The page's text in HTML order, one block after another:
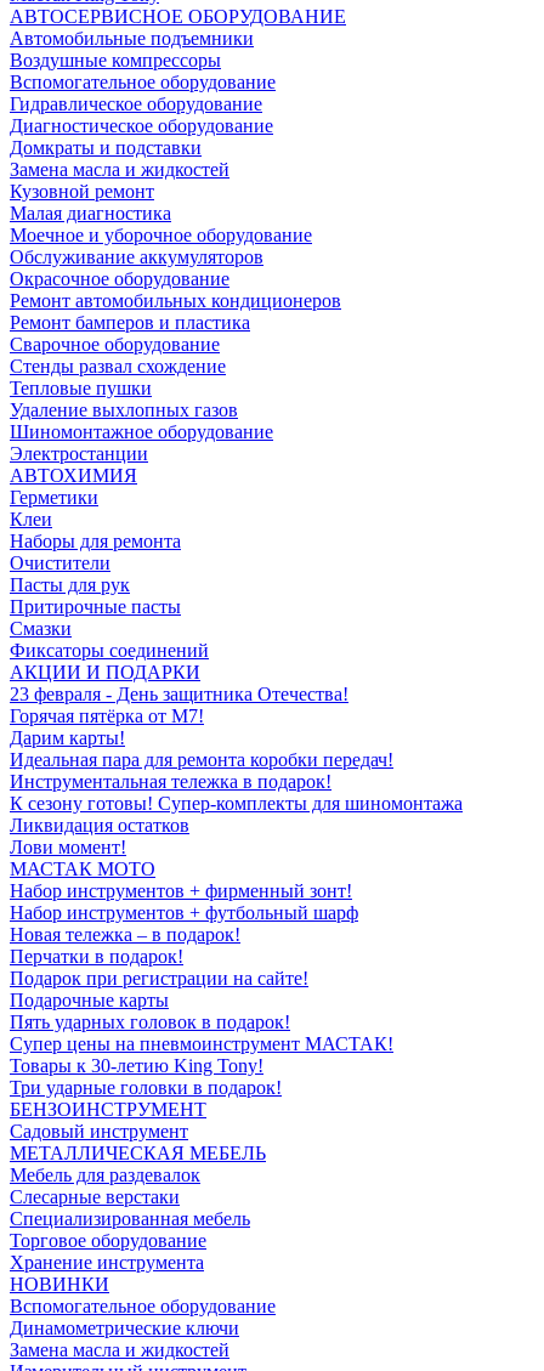
АВТОСЕРВИСНОЕ ОБОРУДОВАНИЕ
Автомобильные подъемники
Воздушные компрессоры
Вспомогательное оборудование
Гидравлическое оборудование
Диагностическое оборудование
Домкраты и подставки
Замена масла и жидкостей
Кузовной ремонт
Малая диагностика
Моечное и уборочное оборудование
Обслуживание аккумуляторов
Окрасочное оборудование
Ремонт автомобильных кондиционеров
Ремонт бамперов и пластика
Сварочное оборудование
Стенды развал схождение
Тепловые пушки
Удаление выхлопных газов
Шиномонтажное оборудование
Электростанции
АВТОХИМИЯ
Герметики
Клеи
Наборы для ремонта
Очистители
Пасты для рук
Притирочные пасты
Смазки
Фиксаторы соединений
АКЦИИ И ПОДАРКИ
23 февраля - День защитника Отечества!
Горячая пятёрка от M7!
Дарим карты!
Идеальная пара для ремонта коробки передач!
Инструментальная тележка в подарок!
К сезону готовы! Супер-комплекты для шиномонтажа
Ликвидация остатков
Лови момент!
МАСТАК МОТО
Набор инструментов + фирменный зонт!
Набор инструментов + футбольный шарф
Новая тележка – в подарок!
Перчатки в подарок!
Подарок при регистрации на сайте!
Подарочные карты
Пять ударных головок в подарок!
Супер цены на пневмоинструмент МАСТАК!
Товары к 30-летию King Tony!
Три ударные головки в подарок!
БЕНЗОИНСТРУМЕНТ
Садовый инструмент
МЕТАЛЛИЧЕСКАЯ МЕБЕЛЬ
Мебель для раздевалок
Слесарные верстаки
Специализированная мебель
Торговое оборудование
Хранение инструмента
НОВИНКИ
Вспомогательное оборудование
Динамометрические ключи
Замена масла и жидкостей